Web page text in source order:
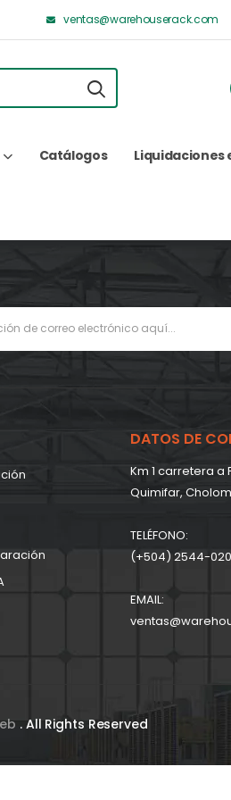
ventas@warehouserack.com
Catálogos Liquidaciones
DATOS DE
Km 1 carretera a
Quimifar,
TELÉFONO:
(+504) 2544-
EMAIL:
. All Rights Reserved